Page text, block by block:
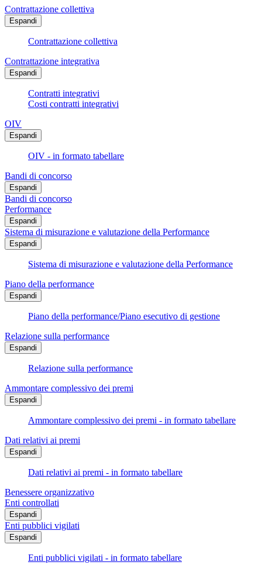
Contrattazione collettiva
Espandi
Contrattazione collettiva
Contrattazione integrativa
Espandi
Contratti integrativi
Costi contratti integrativi
OIV
Espandi
OIV - in formato tabellare
Bandi di concorso
Espandi
Bandi di concorso
Performance
Espandi
Sistema di misurazione e valutazione della Performance
Espandi
Sistema di misurazione e valutazione della Performance
Piano della performance
Espandi
Piano della performance/Piano esecutivo di gestione
Relazione sulla performance
Espandi
Relazione sulla performance
Ammontare complessivo dei premi
Espandi
Ammontare complessivo dei premi - in formato tabellare
Dati relativi ai premi
Espandi
Dati relativi ai premi - in formato tabellare
Benessere organizzativo
Enti controllati
Espandi
Enti pubblici vigilati
Espandi
Enti pubblici vigilati - in formato tabellare